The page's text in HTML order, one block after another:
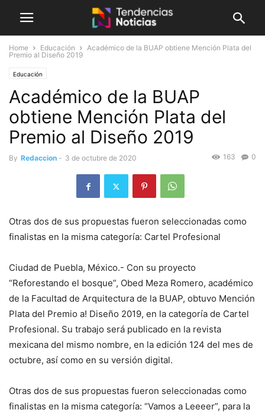
Home Educación
Académico de la BUAP obtiene Mención Plata del
Premio al Diseño 2019
Educación
Académico de la BUAP
obtiene Mención Plata del
Premio al Diseño 2019
By Redaccion - 3 de octubre de 2020 0
163
Otras dos de sus propuestas fueron seleccionadas como
finalistas en la misma categoría: Cartel Profesional
Ciudad de Puebla, México.- Con su proyecto
“Reforestando el bosque”, Obed Meza Romero, académico
de la Facultad de Arquitectura de la BUAP, obtuvo Mención
Plata del Premio a! Diseño 2019, en la categoría de Cartel
Profesional. Su trabajo será publicado en la revista
mexicana del mismo nombre, en la edición 124 del mes de
octubre, así como en su versión digital.
Otras dos de sus propuestas fueron seleccionadas como
finalistas en la misma categoría: “Vamos a Leeeer”, para la